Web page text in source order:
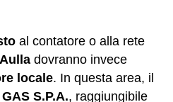
al contatore o alla rete
Aulla dovranno invece
locale. In questa area, il
S.P.A., raggiungibile